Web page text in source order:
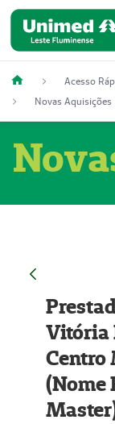
Acesso
Novas Aquisições
Vitória
Centro
(Nome